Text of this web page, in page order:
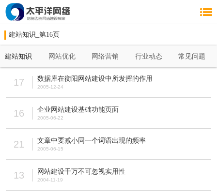
建站知识_第16页
建站知识 网站优化 网络营销 行业动态 常见问题
17 数据库在衡阳网站建设中所发挥的作用
2005-12-24
16 企业网站建设基础功能页面
2005-06-22
21 文章中要减小同一个词语出现的频率
2005-06-15
13 网站建设千万不可忽视实用性
2004-11-19